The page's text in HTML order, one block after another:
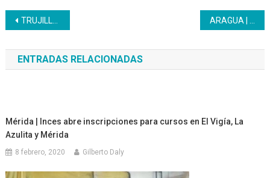
Navegación
de
entradas
TRUJILLO | PNA inicia formación de asistentes administrativos
ENTRADAS RELACIONADAS
Mérida | Inces abre inscripciones para cursos en El Vigía, La
Azulita y Mérida
8 febrero, 2020 Gilberto Daly